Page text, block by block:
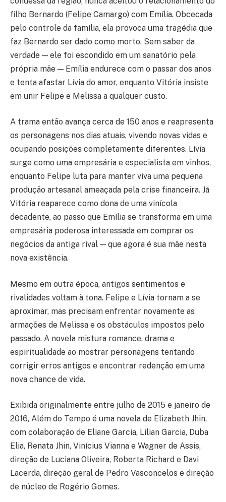
filho Bernardo (Felipe Camargo) com Emília. Obcecada
pelo controle da família, ela provoca uma tragédia que
faz Bernardo ser dado como morto. Sem saber da
verdade — ele foi escondido em um sanatório pela
própria mãe — Emília endurece com o passar dos anos
e tenta afastar Lívia do amor, enquanto Vitória insiste
em unir Felipe e Melissa a qualquer custo.
A trama então avança cerca de 150 anos e reapresenta
os personagens nos dias atuais, vivendo novas vidas e
ocupando posições completamente diferentes. Lívia
surge como uma empresária e especialista em vinhos,
enquanto Felipe luta para manter viva uma pequena
produção artesanal ameaçada pela crise financeira. Já
Vitória reaparece como dona de uma vinícola
decadente, ao passo que Emília se transforma em uma
empresária poderosa interessada em comprar os
negócios da antiga rival — que agora é sua mãe nesta
nova existência.
Mesmo em outra época, antigos sentimentos e
rivalidades voltam à tona. Felipe e Lívia tornam a se
aproximar, mas precisam enfrentar novamente as
armações de Melissa e os obstáculos impostos pelo
passado. A novela mistura romance, drama e
espiritualidade ao mostrar personagens tentando
corrigir erros antigos e encontrar redenção em uma
nova chance de vida.
Exibida originalmente entre julho de 2015 e janeiro de
2016, Além do Tempo é uma novela de Elizabeth Jhin,
com colaboração de Eliane Garcia, Lilian Garcia, Duba
Elia, Renata Jhin, Vinícius Vianna e Wagner de Assis,
direção de Luciana Oliveira, Roberta Richard e Davi
Lacerda, direção geral de Pedro Vasconcelos e direção
de núcleo de Rogério Gomes.